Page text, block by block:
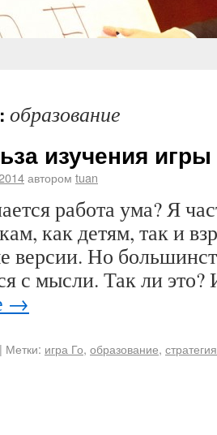
образование
изучения
автором tuan
работа ума? Я
как детям, так и
версии. Но
с мысли. Так ли
→
| Метки: игра Го, образование, стратегия